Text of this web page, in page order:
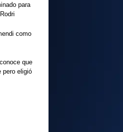
para
como
que
pero eligió